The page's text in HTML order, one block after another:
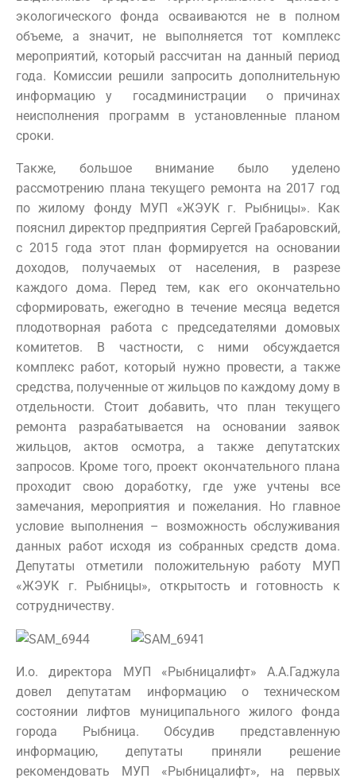
экологического фонда осваиваются не в полном
объеме, а значит, не выполняется тот комплекс
мероприятий, который рассчитан на данный период
года. Комиссии решили запросить дополнительную
информацию у госадминистрации о причинах
неисполнения программ в установленные планом
сроки.
Также, большое внимание было уделено
рассмотрению плана текущего ремонта на 2017 год
по жилому фонду МУП «ЖЭУК г. Рыбницы». Как
пояснил директор предприятия Сергей Грабаровский,
с 2015 года этот план формируется на основании
доходов, получаемых от населения, в разрезе
каждого дома. Перед тем, как его окончательно
сформировать, ежегодно в течение месяца ведется
плодотворная работа с председателями домовых
комитетов. В частности, с ними обсуждается
комплекс работ, который нужно провести, а также
средства, полученные от жильцов по каждому дому в
отдельности. Стоит добавить, что план текущего
ремонта разрабатывается на основании заявок
жильцов, актов осмотра, а также депутатских
запросов. Кроме того, проект окончательного плана
проходит свою доработку, где уже учтены все
замечания, мероприятия и пожелания. Но главное
условие выполнения – возможность обслуживания
данных работ исходя из собранных средств дома.
Депутаты отметили положительную работу МУП
«ЖЭУК г. Рыбницы», открытость и готовность к
сотрудничеству.
И.о. директора МУП «Рыбницалифт» А.А.Гаджула
довел депутатам информацию о техническом
состоянии лифтов муниципального жилого фонда
города Рыбница. Обсудив представленную
информацию, депутаты приняли решение
рекомендовать МУП «Рыбницалифт», на первых